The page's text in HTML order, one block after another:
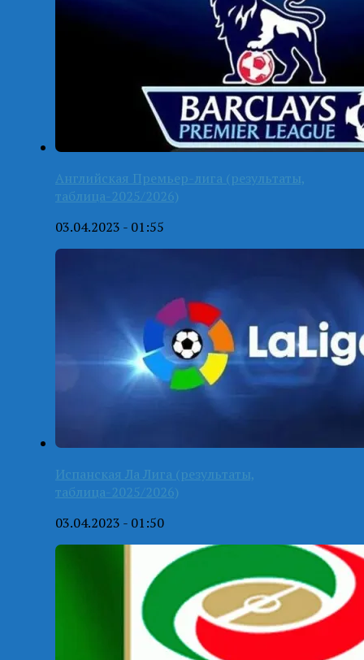
Английская Премьер-лига (результаты,
таблица-2025/2026)
03.04.2023 - 01:55
Испанская Ла Лига (результаты,
таблица-2025/2026)
03.04.2023 - 01:50